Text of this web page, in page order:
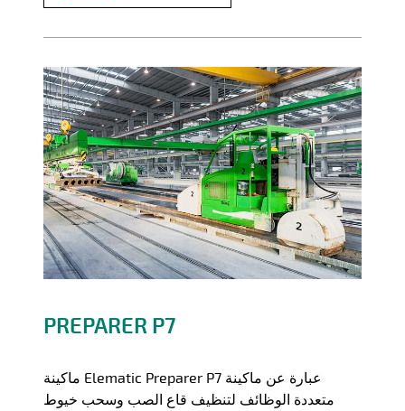
PREPARER P7
ماكينة Elematic Preparer P7 عبارة عن ماكينة
متعددة الوظائف لتنظيف قاع الصب وسحب خيوط